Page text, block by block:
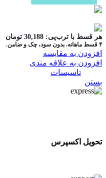
هر قسط با ترب‌پی: 30,188 تومان
۴ قسط ماهانه. بدون سود، چک و ضامن.
افزودن به مقایسه
افزودن به علاقه مندی
تاسیسات
بستن
تحویل اکسپرس